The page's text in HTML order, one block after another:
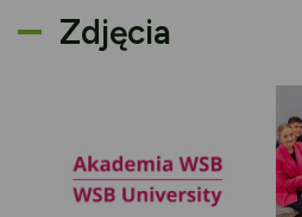
Zdjęcia